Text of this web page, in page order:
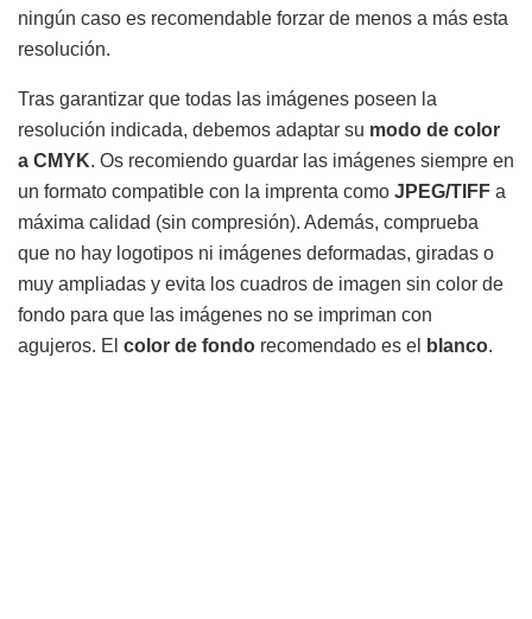
ningún caso es recomendable forzar de menos a más esta
resolución.
Tras garantizar que todas las imágenes poseen la
resolución indicada, debemos adaptar su modo de color
a CMYK. Os recomiendo guardar las imágenes siempre en
un formato compatible con la imprenta como JPEG/TIFF a
máxima calidad (sin compresión). Además, comprueba
que no hay logotipos ni imágenes deformadas, giradas o
muy ampliadas y evita los cuadros de imagen sin color de
fondo para que las imágenes no se impriman con
agujeros. El color de fondo recomendado es el blanco.